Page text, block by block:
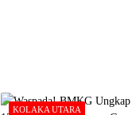
KOLAKA UTARA